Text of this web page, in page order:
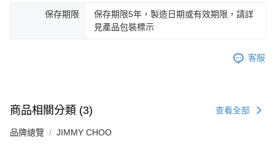
保存期限
保存期限5年，製造日期或有效期限，請詳
見產品包裝標示
客服
商品相關分類 (3) 查看全部
品牌總覽 JIMMY CHOO